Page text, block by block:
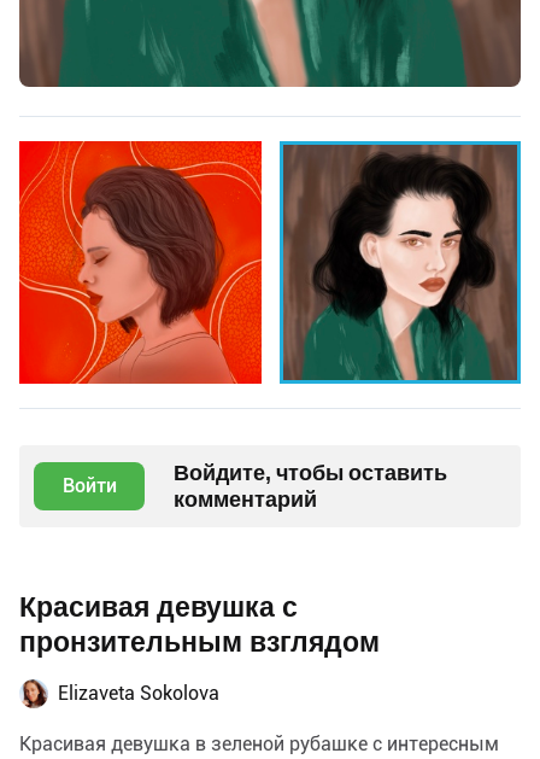
Войти
Войдите, чтобы оставить
комментарий
Красивая девушка с
пронзительным взглядом
Elizaveta Sokolova
Красивая девушка в зеленой рубашке с интересным